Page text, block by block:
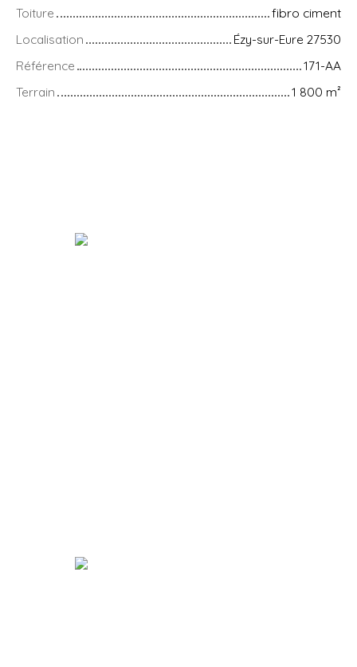
Toiture
fibro ciment
Localisation
Ézy-sur-Eure 27530
Référence
171-AA
Terrain
1 800 m²